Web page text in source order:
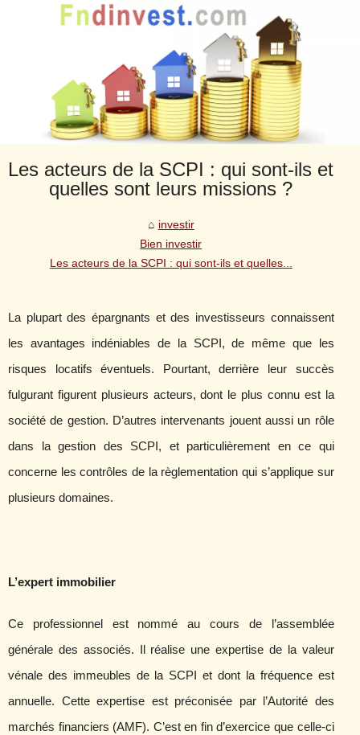
Les acteurs de la SCPI : qui sont-ils et
quelles sont leurs missions ?
investir
Bien investir
Les acteurs de la SCPI : qui sont-ils et quelles...
La plupart des épargnants et des investisseurs connaissent
les avantages indéniables de la SCPI, de même que les
risques locatifs éventuels. Pourtant, derrière leur succès
fulgurant figurent plusieurs acteurs, dont le plus connu est la
société de gestion. D’autres intervenants jouent aussi un rôle
dans la gestion des SCPI, et particulièrement en ce qui
concerne les contrôles de la règlementation qui s’applique sur
plusieurs domaines.
L’expert immobilier
Ce professionnel est nommé au cours de l’assemblée
générale des associés. Il réalise une expertise de la valeur
vénale des immeubles de la SCPI et dont la fréquence est
annuelle. Cette expertise est préconisée par l’Autorité des
marchés financiers (AMF). C’est en fin d’exercice que celle-ci